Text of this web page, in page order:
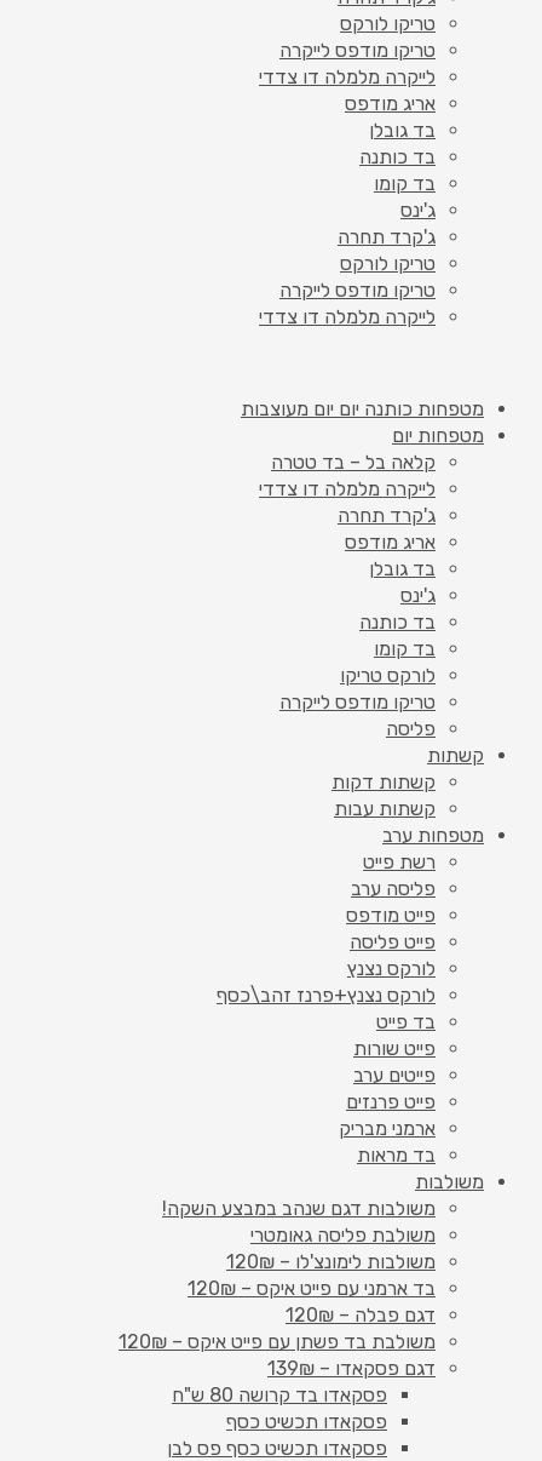
טריקו לורקס
טריקו מודפס לייקרה
לייקרה מלמלה דו צדדי
אריג מודפס
בד גובלן
בד כותנה
בד קומו
ג'ינס
ג'קרד תחרה
טריקו לורקס
טריקו מודפס לייקרה
לייקרה מלמלה דו צדדי
מטפחות כותנה יום יום מעוצבות
מטפחות יום
קלאה בל – בד טטרה
לייקרה מלמלה דו צדדי
ג'קרד תחרה
אריג מודפס
בד גובלן
ג'ינס
בד כותנה
בד קומו
לורקס טריקו
טריקו מודפס לייקרה
פליסה
קשתות
קשתות דקות
קשתות עבות
מטפחות ערב
רשת פייט
פליסה ערב
פייט מודפס
פייט פליסה
לורקס נצנץ
לורקס נצנץ+פרנז זהב\כסף
בד פייט
פייט שורות
פייטים ערב
פייט פרנזים
ארמני מבריק
בד מראות
משולבות
משולבות דגם שנהב במבצע השקה!
משולבת פליסה גאומטרי
משולבות לימונצ'לו – 120₪
בד ארמני עם פייט איקס – 120₪
דגם פבלה – 120₪
משולבת בד פשתן עם פייט איקס – 120₪
דגם פסקאדו – 139₪
פסקאדו בד קרושה 80 ש"ח
פסקאדו תכשיט כסף
פסקאדו תכשיט כסף פס לבן